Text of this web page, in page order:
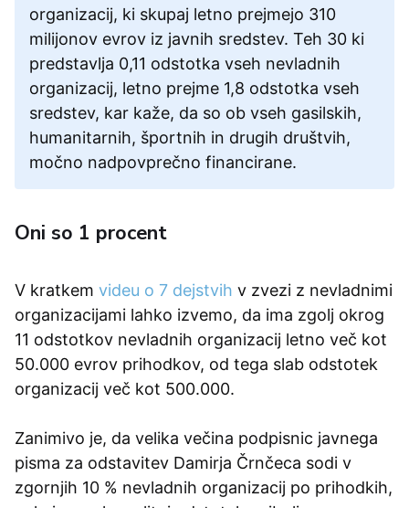
organizacij, ki skupaj letno prejmejo 310
milijonov evrov iz javnih sredstev. Teh 30 ki
predstavlja 0,11 odstotka vseh nevladnih
organizacij, letno prejme 1,8 odstotka vseh
sredstev, kar kaže, da so ob vseh gasilskih,
humanitarnih, športnih in drugih društvih,
močno nadpovprečno financirane.
Oni so 1 procent
V kratkem videu o 7 dejstvih v zvezi z nevladnimi
organizacijami lahko izvemo, da ima zgolj okrog
11 odstotkov nevladnih organizacij letno več kot
50.000 evrov prihodkov, od tega slab odstotek
organizacij več kot 500.000.
Zanimivo je, da velika večina podpisnic javnega
pisma za odstavitev Damirja Črnčeca sodi v
zgornjih 10 % nevladnih organizacij po prihodkih,